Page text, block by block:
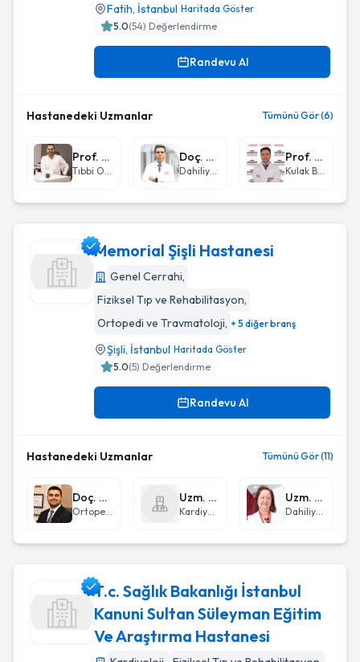
Fatih, İstanbul Haritada Göster
5.0(54) Değerlendirme
Randevu Al
Hastanedeki Uzmanlar Tümünü Gör (6)
Prof. Dr. Alper Can
Tıbbi Onkoloji
Doç. Dr. Mehmet Gündüz
Dahiliye - İç Hastalıkları
Prof. Dr. Alper Yenigün
Kulak Burun Boğaz hastalıkları - KBB
Memorial Şişli Hastanesi
Genel Cerrahi,
Fiziksel Tıp ve Rehabilitasyon,
Ortopedi ve Travmatoloji, + 5 diğer branş
Şişli, İstanbul Haritada Göster
5.0(5) Değerlendirme
Randevu Al
Hastanedeki Uzmanlar Tümünü Gör (11)
Doç. Dr. Mahmud Aydın
Ortopedi ve Travmatoloji
Uzm. Dr. Samet Uysal
Kardiyoloji
Uzm. Dr. Özdal Ersoy
Dahiliye - İç Hastalıkları
T.c. Sağlık Bakanlığı İstanbul
Kanuni Sultan Süleyman Eğitim
Ve Araştırma Hastanesi